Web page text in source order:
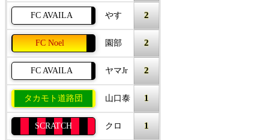
FC AVAILA やす 2
FC Noel 園部 2
FC AVAILA ヤマJr 2
タカモト道路団 山口泰 1
SCRATCH クロ 1